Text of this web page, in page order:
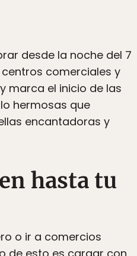
desde la noche del 7
comerciales y
marca el inicio de las
hermosas que
encantadoras y
hasta tu
o ir a comercios